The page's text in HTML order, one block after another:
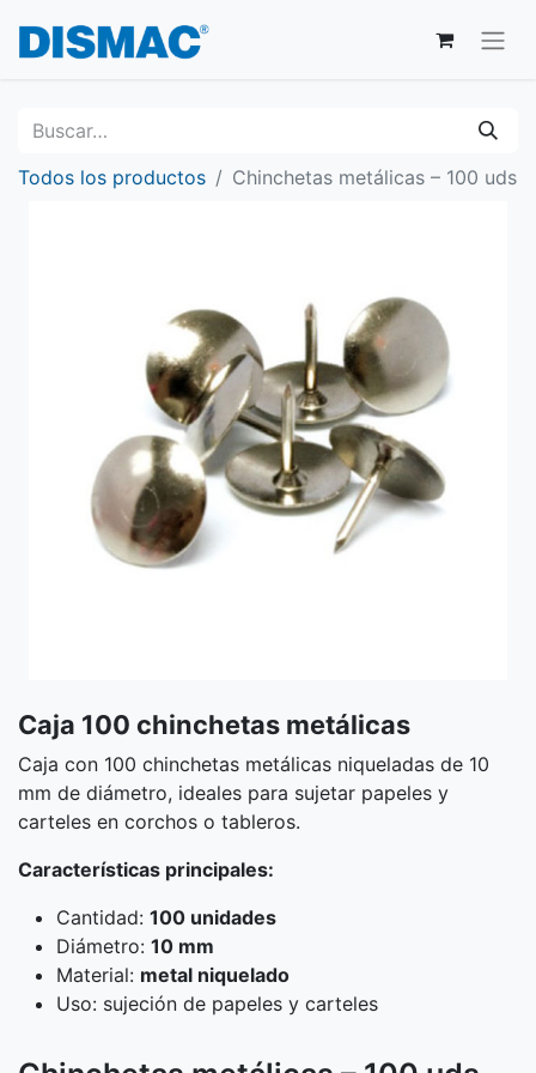
Todos los productos Chinchetas metálicas – 100 uds
Caja 100 chinchetas metálicas
Caja con 100 chinchetas metálicas niqueladas de 10
mm de diámetro, ideales para sujetar papeles y
carteles en corchos o tableros.
Características principales:
Cantidad: 100 unidades
Diámetro: 10 mm
Material: metal niquelado
Uso: sujeción de papeles y carteles